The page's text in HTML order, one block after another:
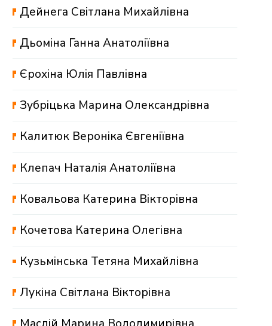
Дейнега Світлана Михайлівна
Дьоміна Ганна Анатоліївна
Єрохіна Юлія Павлівна
Зубріцька Марина Олександрівна
Калитюк Вероніка Євгеніївна
Клепач Наталія Анатоліївна
Ковальова Катерина Вікторівна
Кочетова Катерина Олегівна
Кузьмінська Тетяна Михайлівна
Лукіна Світлана Вікторівна